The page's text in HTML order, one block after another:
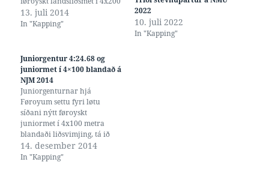
metra frísvimjing, tá ið tær á
Norðurlendsku
tilsamans 9:07.09.
Landsliðsmetið var 9:18.40,
frá NMU 2010. Sí
úrslitalistan her.
13. juli 2014
In "Kapping"
2022
10. juli 2022
In "Kapping"
Juniorgentur 4:24.68 og
juniormet í 4×100 blandað á
NJM 2014
Juniorgenturnar hjá
Føroyum settu fyri løtu
síðani nýtt føroyskt
juniormet í 4x100 metra
blandaði liðsvimjing, tá ið
tær í finaluni á
Norðurlendsku
14. desember 2014
In "Kapping"